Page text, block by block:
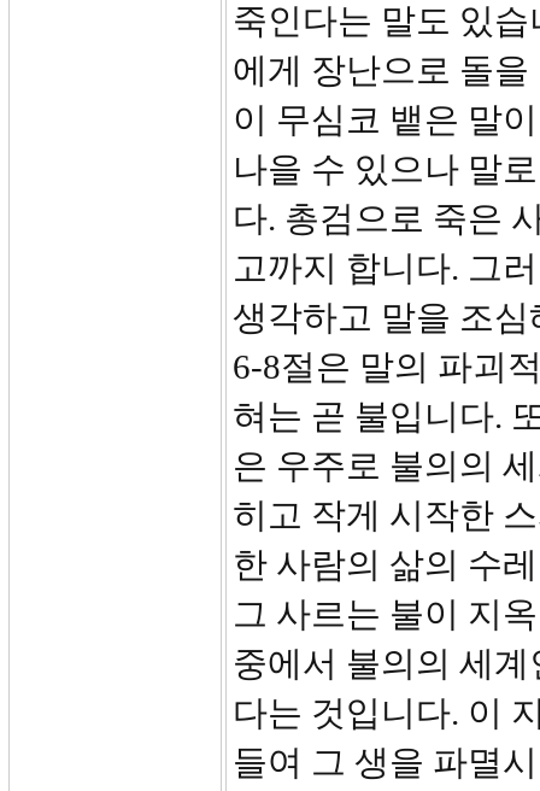
죽인다는 말도 있
에게 장난으로 돌
이 무심코 뱉은 말
나을 수 있으나 말
다. 총검으로 죽은
고까지 합니다. 그
생각하고 말을 조
6-8절은 말의 파괴
혀는 곧 불입니다.
은 우주로 불의의
히고 작게 시작한
한 사람의 삶의 수
그 사르는 불이 지
중에서 불의의 세
다는 것입니다. 이
들여 그 생을 파멸